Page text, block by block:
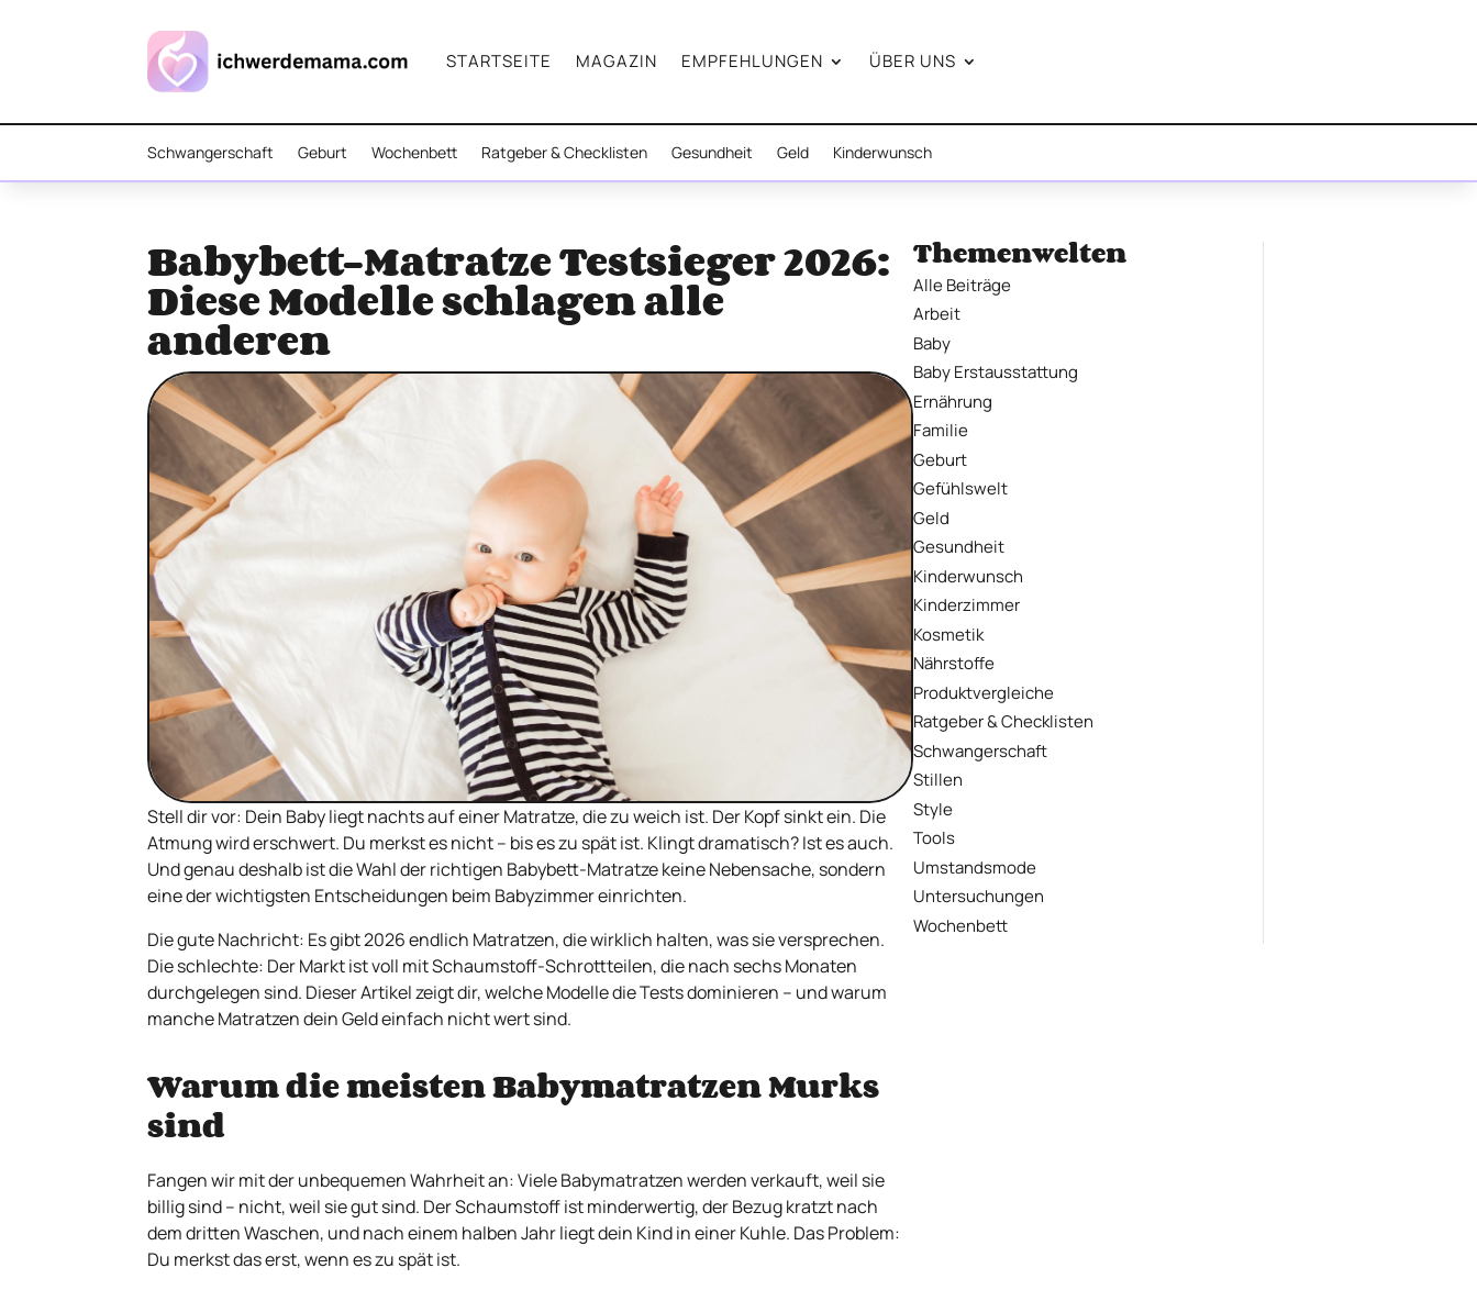
STARTSEITE MAGAZIN EMPFEHLUNGEN ÜBER UNS
Schwangerschaft Geburt Wochenbett Ratgeber & Checklisten Gesundheit Geld Kinderwunsch
Babybett-Matratze Testsieger 2026:
Diese Modelle schlagen alle
anderen
Stell dir vor: Dein Baby liegt nachts auf einer Matratze, die zu weich ist. Der Kopf sinkt ein. Die
Atmung wird erschwert. Du merkst es nicht – bis es zu spät ist. Klingt dramatisch? Ist es auch.
Und genau deshalb ist die Wahl der richtigen Babybett-Matratze keine Nebensache, sondern
eine der wichtigsten Entscheidungen beim Babyzimmer einrichten.
Die gute Nachricht: Es gibt 2026 endlich Matratzen, die wirklich halten, was sie versprechen.
Die schlechte: Der Markt ist voll mit Schaumstoff-Schrottteilen, die nach sechs Monaten
durchgelegen sind. Dieser Artikel zeigt dir, welche Modelle die Tests dominieren – und warum
manche Matratzen dein Geld einfach nicht wert sind.
Warum die meisten Babymatratzen Murks
sind
Fangen wir mit der unbequemen Wahrheit an: Viele Babymatratzen werden verkauft, weil sie
billig sind – nicht, weil sie gut sind. Der Schaumstoff ist minderwertig, der Bezug kratzt nach
dem dritten Waschen, und nach einem halben Jahr liegt dein Kind in einer Kuhle. Das Problem:
Du merkst das erst, wenn es zu spät ist.
Themenwelten
Alle Beiträge
Arbeit
Baby
Baby Erstausstattung
Ernährung
Familie
Geburt
Gefühlswelt
Geld
Gesundheit
Kinderwunsch
Kinderzimmer
Kosmetik
Nährstoffe
Produktvergleiche
Ratgeber & Checklisten
Schwangerschaft
Stillen
Style
Tools
Umstandsmode
Untersuchungen
Wochenbett